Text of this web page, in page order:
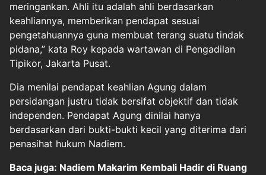
meringankan. Ahli itu adalah ahli berdasarkan
keahliannya, memberikan pendapat sesuai
pengetahuannya guna membuat terang suatu tindak
pidana,” kata Roy kepada wartawan di Pengadilan
Tipikor, Jakarta Pusat.
Dia menilai pendapat keahlian Agung dalam
persidangan justru tidak bersifat objektif dan tidak
independen. Pendapat Agung dinilai hanya
berdasarkan dari bukti-bukti kecil yang diterima dari
penasihat hukum Nadiem.
Baca juga: Nadiem Makarim Kembali Hadir di Ruang